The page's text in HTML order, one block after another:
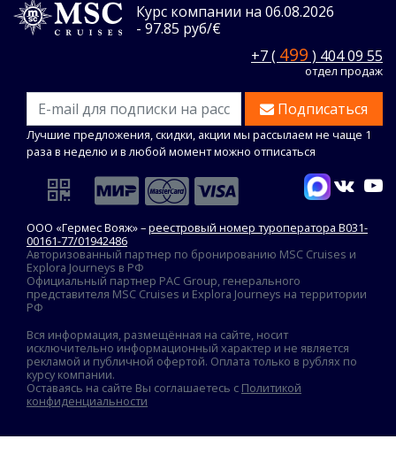
Курс компании на 06.08.2026
- 97.85 руб/€
+7 ( 499 ) 404 09 55
отдел продаж
Подписаться
Лучшие предложения, скидки, акции мы рассылаем не чаще 1
раза в неделю и в любой момент можно отписаться
ООО «Гермес Вояж» –реестровый номер туроператора В031-
00161-77/01942486
Авторизованный партнер по бронированию MSC Cruises и
Explora Journeys в РФ
Официальный партнер PAC Group, генерального
представителя MSC Cruises и Explora Journeys на территории
РФ
Вся информация, размещённая на сайте, носит
исключительно информационный характер и не является
рекламой и публичной офертой. Оплата только в рублях по
курсу компании.
Оставаясь на сайте Вы соглашаетесь с Политикой
конфиденциальности